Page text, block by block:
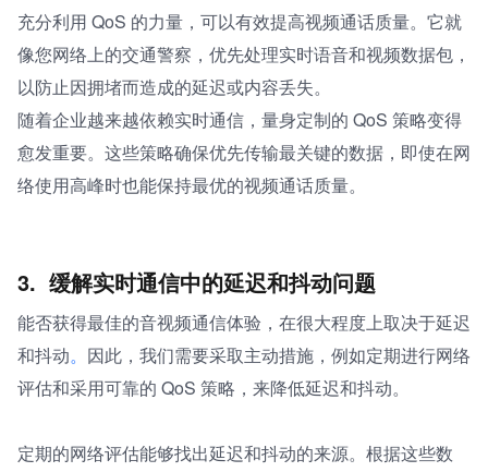
充分利用 QoS 的力量，可以有效提高视频通话质量。它就
像您网络上的交通警察，优先处理实时语音和视频数据包，
以防止因拥堵而造成的延迟或内容丢失。
随着企业越来越依赖实时通信，量身定制的 QoS 策略变得
愈发重要。这些策略确保优先传输最关键的数据，即使在网
络使用高峰时也能保持最优的视频通话质量。
3. 缓解实时通信中的延迟和抖动问题
能否获得最佳的音视频通信体验，在很大程度上取决于延迟
和抖动。 因此，我们需要采取主动措施，例如定期进行网络
评估和采用可靠的 QoS 策略，来降低延迟和抖动。
定期的网络评估能够找出延迟和抖动的来源。根据这些数